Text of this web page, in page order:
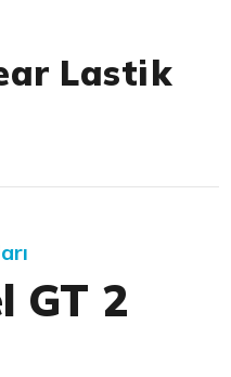
Lastik
GT 2